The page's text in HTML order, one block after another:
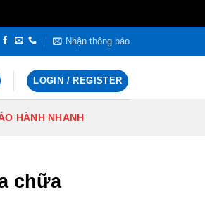
Nhận thông báo
LOGIN / REGISTER
HÀNH NHANH
chữa